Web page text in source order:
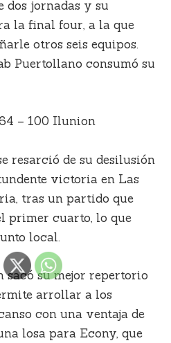
dos jornadas y su
la final four, a la que
otros seis equipos.
Puertollano consumó su
– 100 Ilunion
resarció de su desilusión
victoria en Las
tras un partido que
primer cuarto, lo que
local.
sacó su mejor repertorio
arrollar a los
con una ventaja de
losa para Econy, que